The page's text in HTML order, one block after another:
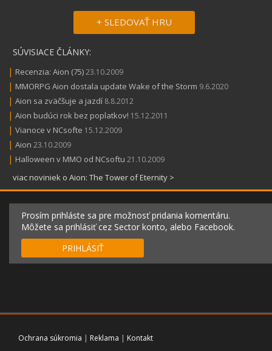
+ SLEDOVAŤ HRU
SÚVISIACE ČLÁNKY:
| Recenzia: Aion (75)23.10.2009
| MMORPG Aion dostala update Wake of the Storm 9.6.2020
| Aion sa zväčšuje a jazdí 8.8.2012
| Aion budúci rok bez poplatkov! 15.12.2011
| Vianoce v NCsofte 15.12.2009
| Aion 23.10.2009
| Halloween v MMO od NCsoftu 21.10.2009
viac noviniek o Aion: The Tower of Eternity >
Prosím prihláste sa pre možnosť pridania komentáru.
Môžete sa prihlásiť cez Sector konto, alebo Facebook.
PRIHLÁSIŤ
Ochrana súkromia | Reklama | Kontakt